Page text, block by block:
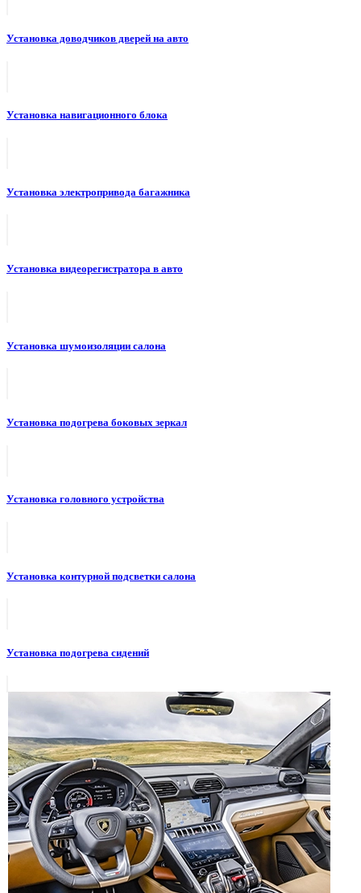
Установка доводчиков дверей на авто
Установка навигационного блока
Установка электропривода багажника
Установка видеорегистратора в авто
Установка шумоизоляции салона
Установка подогрева боковых зеркал
Установка головного устройства
Установка контурной подсветки салона
Установка подогрева сидений